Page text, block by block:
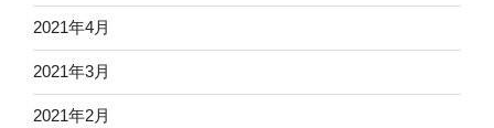
2021年4月
2021年3月
2021年2月